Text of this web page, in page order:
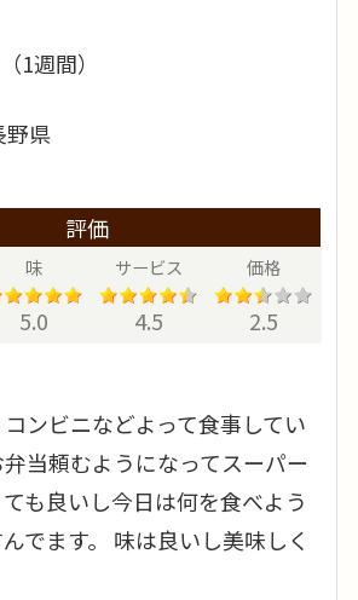
1週間）
野県
評価
味
5.0
サービス
4.5
価格
2.5
ンビニなどよって食事してい
当頼むようになってスーパー
も良いし今日は何を食べよう
でます。 味は良いし美味しく